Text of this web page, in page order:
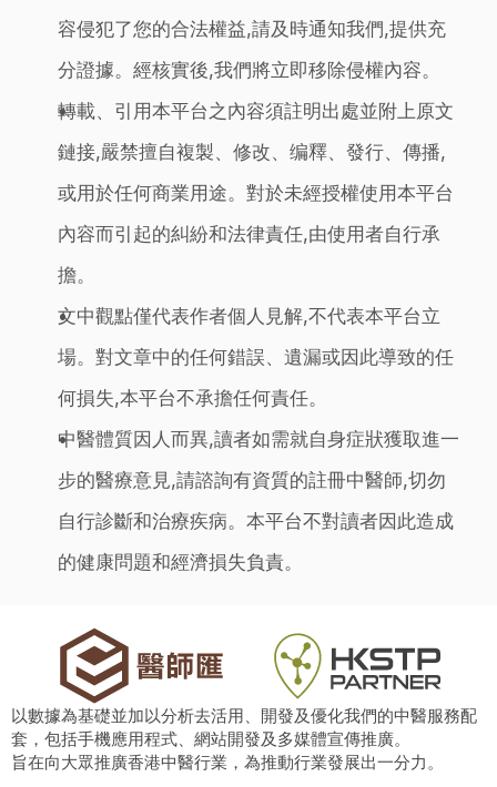
容侵犯了您的合法權益,請及時通知我們,提供充
分證據。經核實後,我們將立即移除侵權內容。
轉載、引用本平台之內容須註明出處並附上原文
鏈接,嚴禁擅自複製、修改、编釋、發行、傳播,
或用於任何商業用途。對於未經授權使用本平台
內容而引起的糾紛和法律責任,由使用者自行承
擔。
文中觀點僅代表作者個人見解,不代表本平台立
場。對文章中的任何錯誤、遺漏或因此導致的任
何損失,本平台不承擔任何責任。
中醫體質因人而異,讀者如需就自身症狀獲取進一
步的醫療意見,請諮詢有資質的註冊中醫師,切勿
自行診斷和治療疾病。本平台不對讀者因此造成
的健康問題和經濟損失負責。
以數據為基礎並加以分析去活用、開發及優化我們的中醫服務配
套，包括手機應用程式、網站開發及多媒體宣傳推廣。
旨在向大眾推廣香港中醫行業，為推動行業發展出一分力。